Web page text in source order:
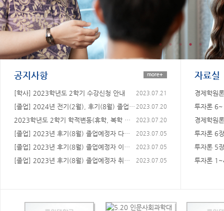
공지사항
[학사] 2023학년도 2학기 수강신청 안내 2023.07.21
[졸업] 2024년 전기(2월), 후기(8월) 졸업 예 2023.07.20
2023학년도 2학기 학적변동(휴학, 복학 등) 신청 2023.07.20
[졸업] 2023년 후기(8월) 졸업예정자 다전공 학점 2023.07.05
[졸업] 2023년 후기(8월) 졸업예정자 이수구분 정 2023.07.05
[졸업] 2023년 후기(8월) 졸업예정자 취득성적 포 2023.07.05
자료실
경제학원
투자론
경제학원
투자론 6장
투자론 5장
투자론